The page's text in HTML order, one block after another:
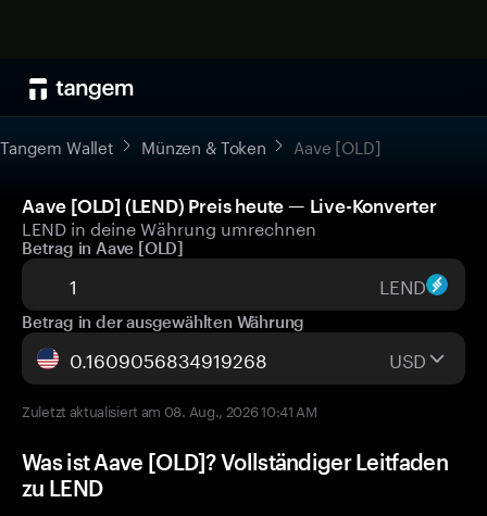
Tangem Wallet Münzen & Token Aave [OLD]
Aave [OLD] (LEND) Preis heute — Live-Konverter
LEND in deine Währung umrechnen
Betrag in Aave [OLD]
LEND
Betrag in der ausgewählten Währung
USD
Zuletzt aktualisiert am 08. Aug., 2026 10:41 AM
Was ist Aave [OLD]? Vollständiger Leitfaden
zu LEND